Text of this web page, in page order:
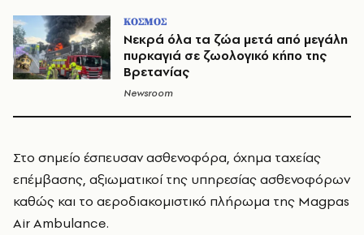
ΚΟΣΜΟΣ
Νεκρά όλα τα ζώα μετά από μεγάλη
πυρκαγιά σε ζωολογικό κήπο της
Βρετανίας
Newsroom
Στο σημείο έσπευσαν ασθενοφόρα, όχημα ταχείας
επέμβασης, αξιωματικοί της υπηρεσίας ασθενοφόρων
καθώς και το αεροδιακομιστικό πλήρωμα της Magpas
Air Ambulance.